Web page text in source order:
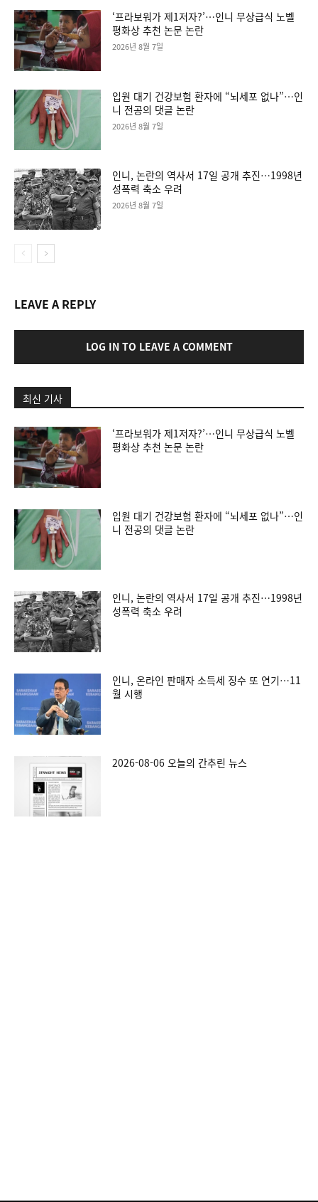
‘프라보워가 제1저자?’…인니 무상급식 노벨
평화상 추천 논문 논란
2026년 8월 7일
입원 대기 건강보험 환자에 “뇌세포 없나”…인
니 전공의 댓글 논란
2026년 8월 7일
인니, 논란의 역사서 17일 공개 추진…1998년
성폭력 축소 우려
2026년 8월 7일
LEAVE A REPLY
LOG IN TO LEAVE A COMMENT
최신 기사
‘프라보워가 제1저자?’…인니 무상급식 노벨
평화상 추천 논문 논란
입원 대기 건강보험 환자에 “뇌세포 없나”…인
니 전공의 댓글 논란
인니, 논란의 역사서 17일 공개 추진…1998년
성폭력 축소 우려
인니, 온라인 판매자 소득세 징수 또 연기…11
월 시행
2026-08-06 오늘의 간추린 뉴스